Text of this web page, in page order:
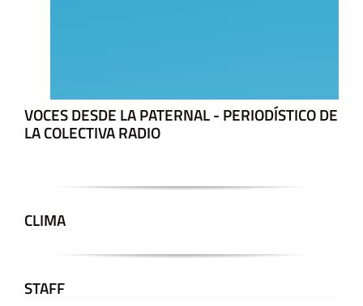
VOCES DESDE LA PATERNAL - PERIODÍSTICO DE
LA COLECTIVA RADIO
CLIMA
STAFF